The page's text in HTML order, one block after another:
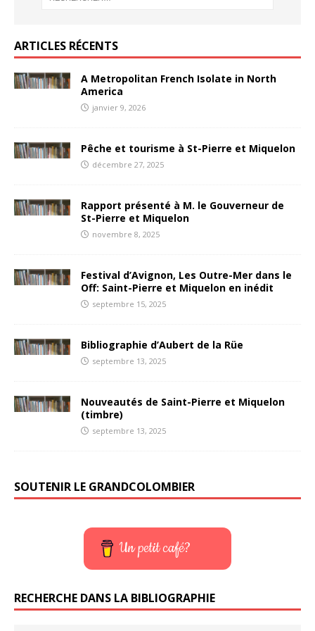
ARTICLES RÉCENTS
A Metropolitan French Isolate in North
America
janvier 9, 2026
Pêche et tourisme à St-Pierre et Miquelon
décembre 27, 2025
Rapport présenté à M. le Gouverneur de
St-Pierre et Miquelon
novembre 8, 2025
Festival d’Avignon, Les Outre-Mer dans le
Off: Saint-Pierre et Miquelon en inédit
septembre 15, 2025
Bibliographie d’Aubert de la Rüe
septembre 13, 2025
Nouveautés de Saint-Pierre et Miquelon
(timbre)
septembre 13, 2025
SOUTENIR LE GRANDCOLOMBIER
Un petit café?
RECHERCHE DANS LA BIBLIOGRAPHIE